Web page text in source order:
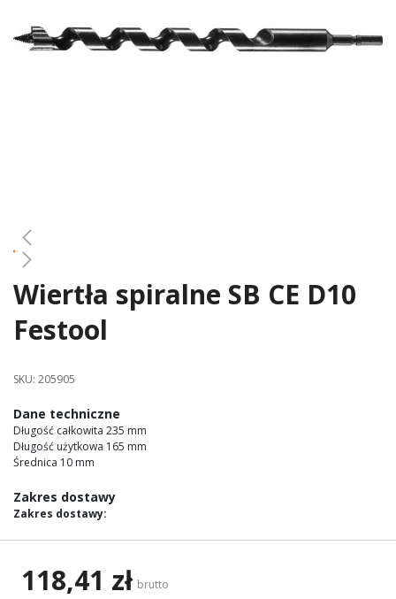
Skip
the
of
images
gallery
Wiertła spiralne SB CE D10
Festool
SKU: 205905
Dane techniczne
Długość całkowita 235 mm
Długość użytkowa 165 mm
Średnica 10 mm
Zakres dostawy
Zakres dostawy:
118,41 zł brutto